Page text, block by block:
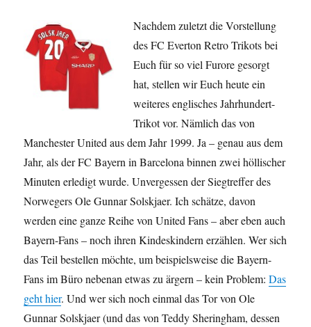
Nachdem zuletzt die Vorstellung
des FC Everton Retro Trikots bei
Euch für so viel Furore gesorgt
hat, stellen wir Euch heute ein
weiteres englisches Jahrhundert-
Trikot vor. Nämlich das von
Manchester United aus dem Jahr 1999. Ja – genau aus dem
Jahr, als der FC Bayern in Barcelona binnen zwei höllischer
Minuten erledigt wurde. Unvergessen der Siegtreffer des
Norwegers Ole Gunnar Solskjaer. Ich schätze, davon
werden eine ganze Reihe von United Fans – aber eben auch
Bayern-Fans – noch ihren Kindeskindern erzählen. Wer sich
das Teil bestellen möchte, um beispielsweise die Bayern-
Fans im Büro nebenan etwas zu ärgern – kein Problem:Das
geht hier. Und wer sich noch einmal das Tor von Ole
Gunnar Solskjaer (und das von Teddy Sheringham, dessen